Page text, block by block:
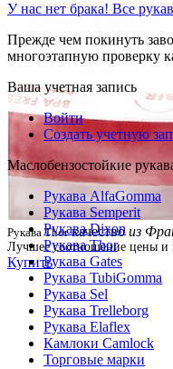
Рукава Thorкачествоиз
Лучшее соотношение цены и
Купить
У нас нет брака! Все
Прежде чем покинуть
многоэтапную проверку
Ваша учетная запись
Войти
Создать учетную
Маслобензостойкие
Рукава AlfaGomma
Рукава Semperit
Рукава Dixon
Рукава Thor
Рукава Gates
Рукава TubiGomma
Рукава Sel
Рукава Trelleborg
Рукава Elaflex
Камлоки Camlock
Торговые марки